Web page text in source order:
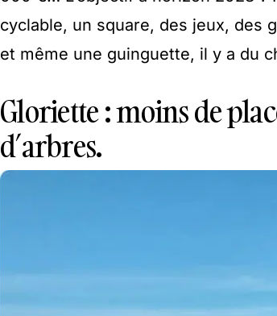
cyclable, un square, des jeux, des
et même une guinguette, il y a du
Gloriette : moins de
d’arbres.